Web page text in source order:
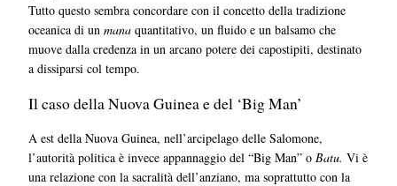
Tutto questo sembra concordare con il concetto della tradizione
oceanica di unmanaquantitativo, un fluido e un balsamo che
muove dalla credenza in un arcano potere dei capostipiti, destinato
a dissiparsi col tempo.
Il caso della Nuova Guinea e del ‘Big Man’
A est della Nuova Guinea, nell’arcipelago delle Salomone,
l’autorità politica è invece appannaggio del “Big Man” oBatu. Vi è
una relazione con la sacralità dell’anziano, ma soprattutto con la